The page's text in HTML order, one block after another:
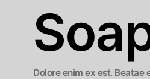
Dolore enim ex est.